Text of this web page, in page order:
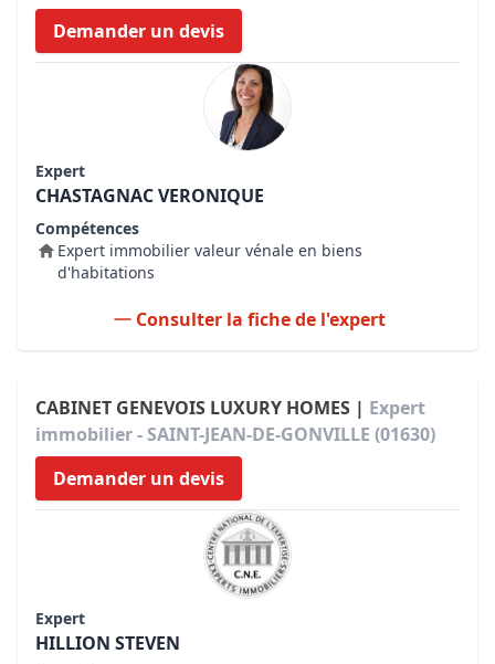
Demander un devis
Expert
CHASTAGNAC VERONIQUE
Compétences
Expert immobilier valeur vénale en biens
d'habitations
Consulter la fiche de l'expert
CABINET GENEVOIS LUXURY HOMES | Expert
immobilier - SAINT-JEAN-DE-GONVILLE (01630)
Demander un devis
Expert
HILLION STEVEN